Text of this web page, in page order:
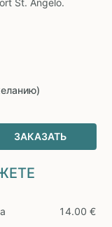
ЗАКАЗАТЬ
14.00 €